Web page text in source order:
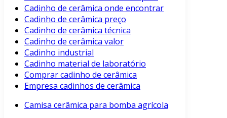
Cadinho de cerâmica onde encontrar
Cadinho de cerâmica preço
Cadinho de cerâmica técnica
Cadinho de cerâmica valor
Cadinho industrial
Cadinho material de laboratório
Comprar cadinho de cerâmica
Empresa cadinhos de cerâmica
Camisa cerâmica para bomba agrícola